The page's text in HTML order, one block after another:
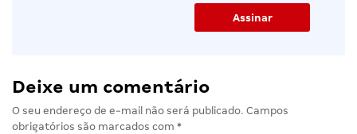
Deixe um comentário
O seu endereço de e-mail não será publicado. Campos
obrigatórios são marcados com *